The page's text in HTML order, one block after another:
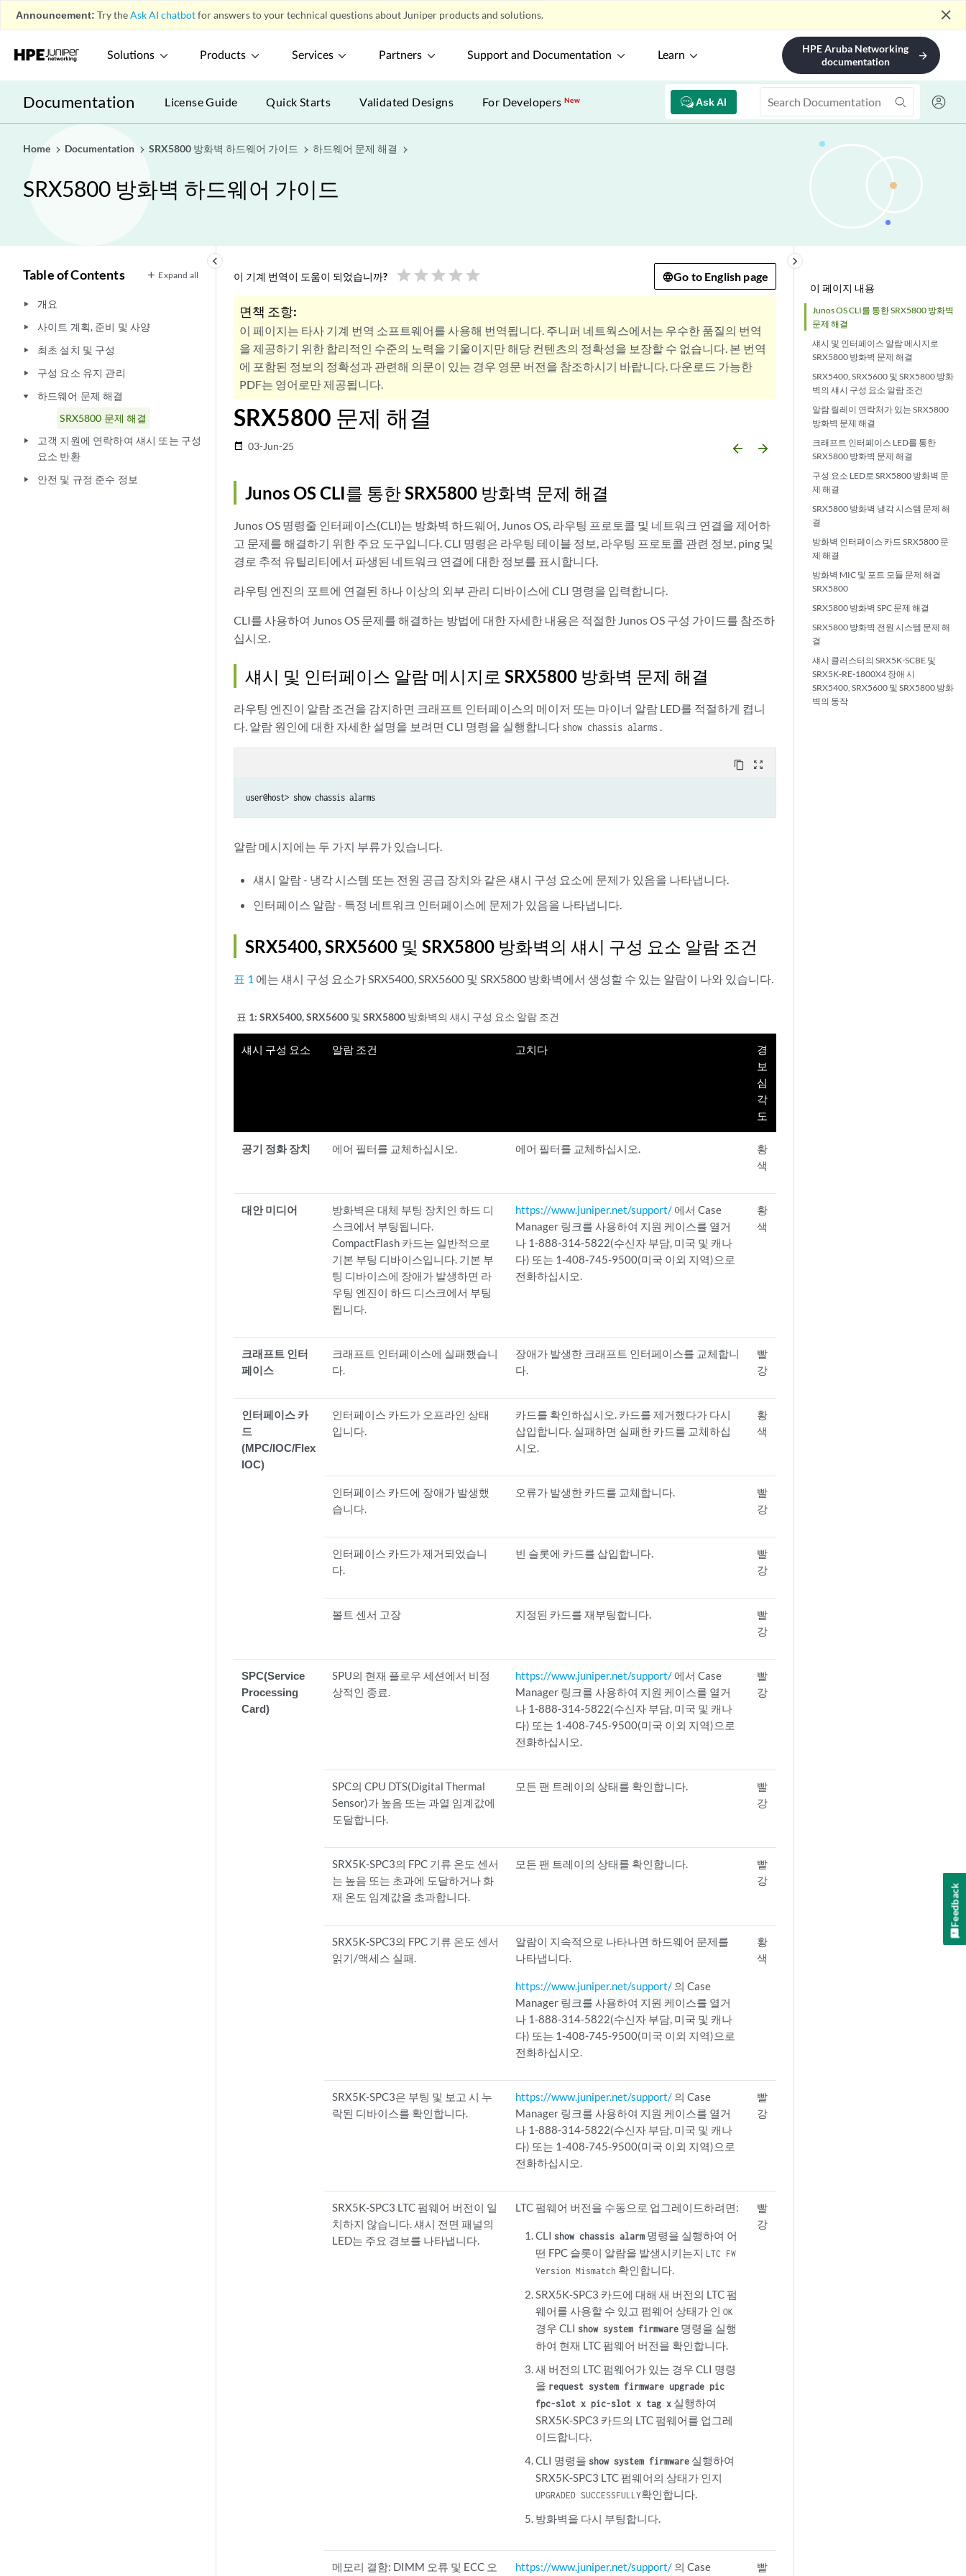
Announcement: Try theAsk AI chatbotfor answers to your technical questions about Juniper products and solutions. close
Solutions Products Services Partners Support and Documentation Learn
HPE Aruba Networking
documentation
arrow_forward
Documentation Ask AI
License Guide Quick Starts Validated Designs For DevelopersNew
Home Documentation SRX5800 방화벽 하드웨어 가이드 하드웨어 문제 해결
SRX5800 방화벽 하드웨어 가이드
keyboard_arrow_left
Table of Contents Expand all
play_arrow 개요
play_arrow 사이트 계획, 준비 및 사양
play_arrow 최초 설치 및 구성
play_arrow 구성 요소 유지 관리
play_arrow
하드웨어 문제 해결
SRX5800 문제 해결
play_arrow
고객 지원에 연락하여 섀시 또는 구성
요소 반환
play_arrow 안전 및 규정 준수 정보
이 페이지 내용
Junos OS CLI를 통한 SRX5800 방화벽
문제 해결
섀시 및 인터페이스 알람 메시지로
SRX5800 방화벽 문제 해결
SRX5400, SRX5600 및 SRX5800 방화
벽의 섀시 구성 요소 알람 조건
알람 릴레이 연락처가 있는 SRX5800
방화벽 문제 해결
크래프트 인터페이스 LED를 통한
SRX5800 방화벽 문제 해결
구성 요소 LED로 SRX5800 방화벽 문
제 해결
SRX5800 방화벽 냉각 시스템 문제 해
결
방화벽 인터페이스 카드 SRX5800 문
제 해결
방화벽 MIC 및 포트 모듈 문제 해결
SRX5800
SRX5800 방화벽 SPC 문제 해결
SRX5800 방화벽 전원 시스템 문제 해
결
섀시 클러스터의 SRX5K-SCBE 및
SRX5K-RE-1800X4 장애 시
SRX5400, SRX5600 및 SRX5800 방화
벽의 동작
keyboard_arrow_right
이 기계 번역이 도움이 되었습니까? star star star star star Go to English page
면책 조항:
이 페이지는 타사 기계 번역 소프트웨어를 사용해 번역됩니다. 주니퍼 네트웍스에서는 우수한 품질의 번역
을 제공하기 위한 합리적인 수준의 노력을 기울이지만 해당 컨텐츠의 정확성을 보장할 수 없습니다. 본 번역
에 포함된 정보의 정확성과 관련해 의문이 있는 경우 영문 버전을 참조하시기 바랍니다. 다운로드 가능한
PDF는 영어로만 제공됩니다.
SRX5800 문제 해결
date_range 03-Jun-25 arrow_backward arrow_forward
Junos OS CLI를 통한 SRX5800 방화벽 문제 해결
Junos OS 명령줄 인터페이스(CLI)는 방화벽 하드웨어, Junos OS, 라우팅 프로토콜 및 네트워크 연결을 제어하
고 문제를 해결하기 위한 주요 도구입니다. CLI 명령은 라우팅 테이블 정보, 라우팅 프로토콜 관련 정보, ping 및
경로 추적 유틸리티에서 파생된 네트워크 연결에 대한 정보를 표시합니다.
라우팅 엔진의 포트에 연결된 하나 이상의 외부 관리 디바이스에 CLI 명령을 입력합니다.
CLI를 사용하여 Junos OS 문제를 해결하는 방법에 대한 자세한 내용은 적절한 Junos OS 구성 가이드를 참조하
십시오.
섀시 및 인터페이스 알람 메시지로 SRX5800 방화벽 문제 해결
라우팅 엔진이 알람 조건을 감지하면 크래프트 인터페이스의 메이저 또는 마이너 알람 LED를 적절하게 켭니
다. 알람 원인에 대한 자세한 설명을 보려면 CLI 명령을 실행합니다 show chassis alarms .
content_copy zoom_out_map
user@host> show chassis alarms
알람 메시지에는 두 가지 부류가 있습니다.
섀시 알람 - 냉각 시스템 또는 전원 공급 장치와 같은 섀시 구성 요소에 문제가 있음을 나타냅니다.
인터페이스 알람 - 특정 네트워크 인터페이스에 문제가 있음을 나타냅니다.
SRX5400, SRX5600 및 SRX5800 방화벽의 섀시 구성 요소 알람 조건
표 1 에는 섀시 구성 요소가 SRX5400, SRX5600 및 SRX5800 방화벽에서 생성할 수 있는 알람이 나와 있습니다.
표 1: SRX5400, SRX5600 및 SRX5800 방화벽의 섀시 구성 요소 알람 조건
섀시 구성 요소 알람 조건 고치다
경
보
심
각
도
공기 정화 장치 에어 필터를 교체하십시오. 에어 필터를 교체하십시오.
황
색
대안 미디어
방화벽은 대체 부팅 장치인 하드 디
스크에서 부팅됩니다.
CompactFlash 카드는 일반적으로
기본 부팅 디바이스입니다. 기본 부
팅 디바이스에 장애가 발생하면 라
우팅 엔진이 하드 디스크에서 부팅
됩니다.
https://www.juniper.net/support/ 에서 Case
Manager 링크를 사용하여 지원 케이스를 열거
나 1-888-314-5822(수신자 부담, 미국 및 캐나
다) 또는 1-408-745-9500(미국 이외 지역)으로
전화하십시오.
황
색
크래프트 인터
페이스
크래프트 인터페이스에 실패했습니
다.
장애가 발생한 크래프트 인터페이스를 교체합니
다.
빨
강
인터페이스 카
드
(MPC/IOC/Flex
IOC)
인터페이스 카드가 오프라인 상태
입니다.
카드를 확인하십시오. 카드를 제거했다가 다시
삽입합니다. 실패하면 실패한 카드를 교체하십
시오.
황
색
인터페이스 카드에 장애가 발생했
습니다.
오류가 발생한 카드를 교체합니다.
빨
강
인터페이스 카드가 제거되었습니
다.
빈 슬롯에 카드를 삽입합니다.
빨
강
볼트 센서 고장 지정된 카드를 재부팅합니다.
빨
강
SPC(Service
Processing
Card)
SPU의 현재 플로우 세션에서 비정
상적인 종료.
https://www.juniper.net/support/ 에서 Case
Manager 링크를 사용하여 지원 케이스를 열거
나 1-888-314-5822(수신자 부담, 미국 및 캐나
다) 또는 1-408-745-9500(미국 이외 지역)으로
전화하십시오.
빨
강
SPC의 CPU DTS(Digital Thermal
Sensor)가 높음 또는 과열 임계값에
도달합니다.
모든 팬 트레이의 상태를 확인합니다.
빨
강
SRX5K-SPC3의 FPC 기류 온도 센서
는 높음 또는 초과에 도달하거나 화
재 온도 임계값을 초과합니다.
모든 팬 트레이의 상태를 확인합니다.
빨
강
SRX5K-SPC3의 FPC 기류 온도 센서
읽기/액세스 실패.
알람이 지속적으로 나타나면 하드웨어 문제를
나타냅니다.
https://www.juniper.net/support/ 의 Case
Manager 링크를 사용하여 지원 케이스를 열거
나 1-888-314-5822(수신자 부담, 미국 및 캐나
다) 또는 1-408-745-9500(미국 이외 지역)으로
전화하십시오.
황
색
SRX5K-SPC3은 부팅 및 보고 시 누
락된 디바이스를 확인합니다.
https://www.juniper.net/support/ 의 Case
Manager 링크를 사용하여 지원 케이스를 열거
나 1-888-314-5822(수신자 부담, 미국 및 캐나
다) 또는 1-408-745-9500(미국 이외 지역)으로
전화하십시오.
빨
강
SRX5K-SPC3 LTC 펌웨어 버전이 일
치하지 않습니다. 섀시 전면 패널의
LED는 주요 경보를 나타냅니다.
LTC 펌웨어 버전을 수동으로 업그레이드하려면:
CLI show chassis alarm명령을 실행하여 어
떤 FPC 슬롯이 알람을 발생시키는지 LTC FW
Version Mismatch 확인합니다.
SRX5K-SPC3 카드에 대해 새 버전의 LTC 펌
웨어를 사용할 수 있고 펌웨어 상태가 인 OK
경우 CLI show system firmware명령을 실행
하여 현재 LTC 펌웨어 버전을 확인합니다.
새 버전의 LTC 펌웨어가 있는 경우 CLI 명령
을 request system firmware upgrade pic
fpc-slot x pic-slot x tag x실행하여
SRX5K-SPC3 카드의 LTC 펌웨어를 업그레
이드합니다.
CLI 명령을 show system firmware실행하여
SRX5K-SPC3 LTC 펌웨어의 상태가 인지
UPGRADED SUCCESSFULLY확인합니다.
방화벽을 다시 부팅합니다.
빨
강
메모리 결함: DIMM 오류 및 ECC 오 https://www.juniper.net/support/ 의 Case 빨
Feedback